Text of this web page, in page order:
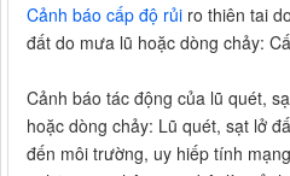
Cảnh báo cấp độ rủi ro thiên tai
đất do mưa lũ hoặc dòng chảy:
Cảnh báo tác động của lũ quét,
hoặc dòng chảy: Lũ quét, sạt lở
đến môi trường, uy hiếp tính